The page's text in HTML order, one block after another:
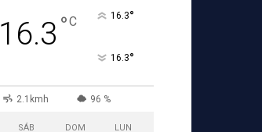
16.3 °C 16.3°
16.3°
2.1kmh 96 %
SÁB DOM LUN